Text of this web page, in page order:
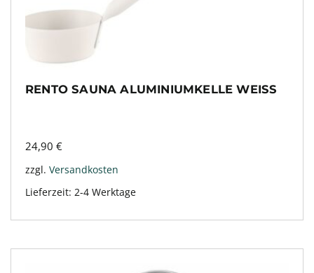
RENTO SAUNA ALUMINIUMKELLE WEISS
24,90 €
zzgl. Versandkosten
Lieferzeit: 2-4 Werktage